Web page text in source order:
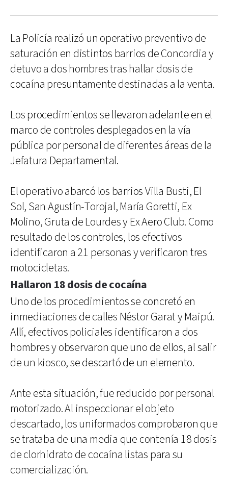
La Policía realizó un operativo preventivo de
saturación en distintos barrios de Concordia y
detuvo a dos hombres tras hallar dosis de
cocaína presuntamente destinadas a la venta.
Los procedimientos se llevaron adelante en el
marco de controles desplegados en la vía
pública por personal de diferentes áreas de la
Jefatura Departamental.
El operativo abarcó los barrios Villa Busti, El
Sol, San Agustín-Torojal, María Goretti, Ex
Molino, Gruta de Lourdes y Ex Aero Club. Como
resultado de los controles, los efectivos
identificaron a 21 personas y verificaron tres
motocicletas.
Hallaron 18 dosis de cocaína
Uno de los procedimientos se concretó en
inmediaciones de calles Néstor Garat y Maipú.
Allí, efectivos policiales identificaron a dos
hombres y observaron que uno de ellos, al salir
de un kiosco, se descartó de un elemento.
Ante esta situación, fue reducido por personal
motorizado. Al inspeccionar el objeto
descartado, los uniformados comprobaron que
se trataba de una media que contenía 18 dosis
de clorhidrato de cocaína listas para su
comercialización.